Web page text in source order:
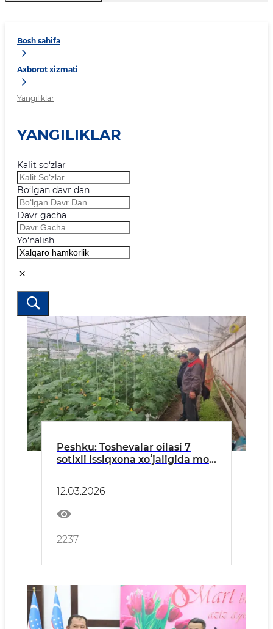
Bosh sahifa
Axborot xizmati
Yangiliklar
YANGILIKLAR
Kalit so‘zlar
Bo‘lgan davr dan
Davr gacha
Yo‘nalish
Peshku: Toshevalar oilasi 7
sotixli issiqxona xoʻjaligida moʻl
12.03.2026
2237